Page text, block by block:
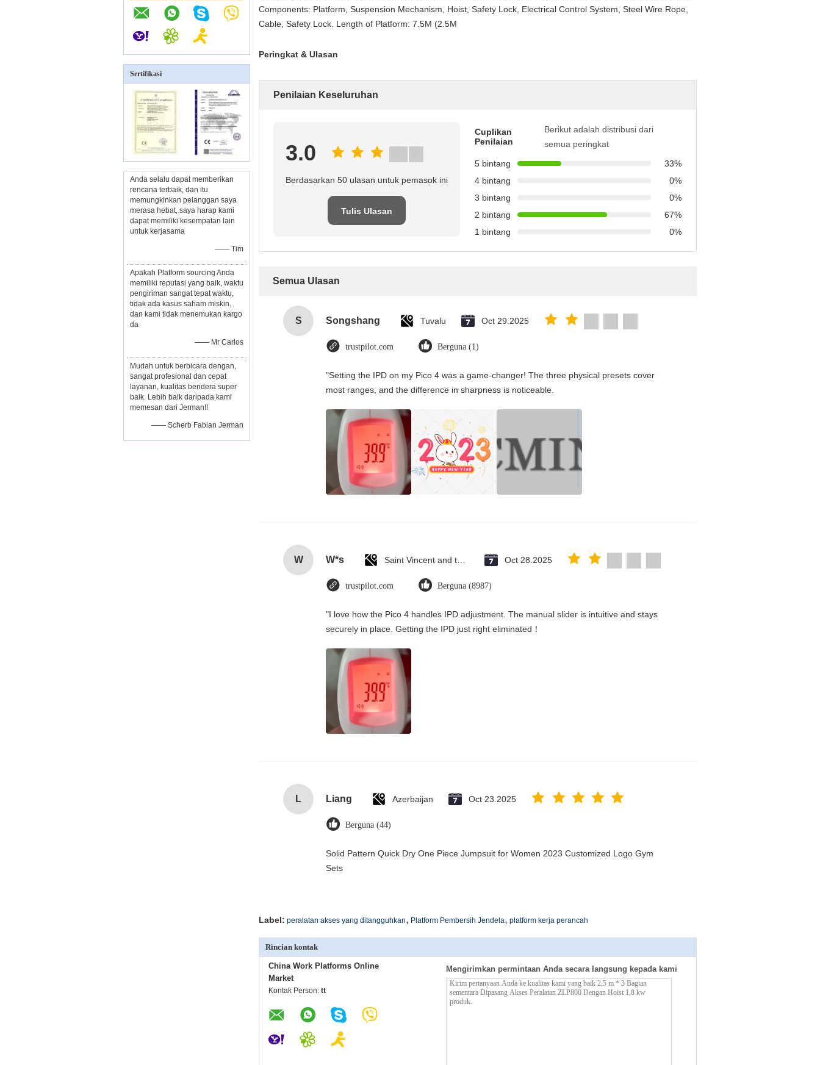
Sertifikasi
Anda selalu dapat memberikan
rencana terbaik, dan itu
memungkinkan pelanggan saya
merasa hebat, saya harap kami
dapat memiliki kesempatan lain
untuk kerjasama
—— Tim
Apakah Platform sourcing Anda
memiliki reputasi yang baik, waktu
pengiriman sangat tepat waktu,
tidak ada kasus saham miskin,
dan kami tidak menemukan kargo
da
—— Mr Carlos
Mudah untuk berbicara dengan,
sangat profesional dan cepat
layanan, kualitas bendera super
baik. Lebih baik daripada kami
memesan dari Jerman!!
—— Scherb Fabian Jerman
Components: Platform, Suspension Mechanism, Hoist, Safety Lock, Electrical Control System, Steel Wire Rope,
Cable, Safety Lock. Length of Platform: 7.5M (2.5M
Peringkat & Ulasan
Penilaian Keseluruhan
3.0
Berdasarkan 50 ulasan untuk pemasok ini
Tulis Ulasan
Cuplikan
Penilaian
Berikut adalah distribusi dari
semua peringkat
5 bintang
33%
4 bintang
0%
3 bintang
0%
2 bintang
67%
1 bintang
0%
Semua Ulasan
S Songshang Tuvalu Oct 29.2025
trustpilot.com Berguna (1)
"Setting the IPD on my Pico 4 was a game-changer! The three physical presets cover
most ranges, and the difference in sharpness is noticeable.
W W*s Oct 28.2025
trustpilot.com Berguna (8987)
"I love how the Pico 4 handles IPD adjustment. The manual slider is intuitive and stays
securely in place. Getting the IPD just right eliminated！
L Liang Azerbaijan Oct 23.2025
Berguna (44)
Solid Pattern Quick Dry One Piece Jumpsuit for Women 2023 Customized Logo Gym
Sets
Label: peralatan akses yang ditangguhkan, Platform Pembersih Jendela, platform kerja perancah
Rincian kontak
China Work Platforms Online
Market
Kontak Person: tt
Mengirimkan permintaan Anda secara langsung kepada kami